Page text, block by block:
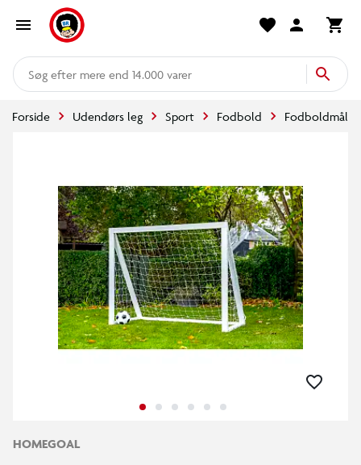
mere end 14.000 varer
Forside Udendørs leg Sport Fodbold Fodboldmål
HOMEGOAL